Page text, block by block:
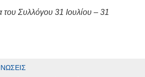
του Συλλόγου 31 Ιουλίου – 31